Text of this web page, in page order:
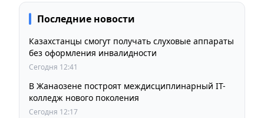
Последние новости
Казахстанцы смогут получать слуховые аппараты
без оформления инвалидности
Сегодня 12:41
В Жанаозене построят междисциплинарный IT-
колледж нового поколения
Сегодня 12:17